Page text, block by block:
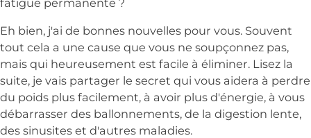
Eh bien, j'ai de bonnes nouvelles pour vous. Souvent
tout cela a une cause que vous ne soupçonnez pas,
mais qui heureusement est facile à éliminer. Lisez la
suite, je vais partager le secret qui vous aidera à perdre
du poids plus facilement, à avoir plus d'énergie, à vous
débarrasser des ballonnements, de la digestion lente,
des sinusites et d'autres maladies.